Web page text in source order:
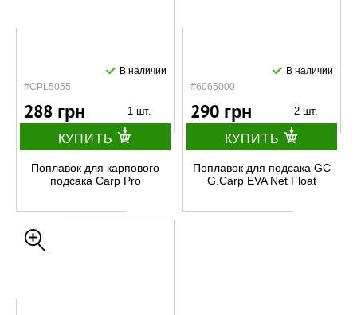
#CPL5055
В наличии
288 грн 1 шт.
КУПИТЬ
Поплавок для карпового
подсака Carp Pro
#6065000
В наличии
290 грн 2 шт.
КУПИТЬ
Поплавок для подсака GC
G.Carp EVA Net Float